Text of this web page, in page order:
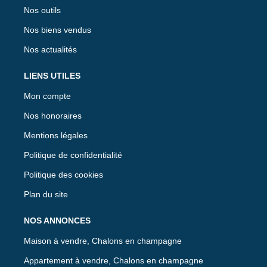
Nos outils
Nos biens vendus
Nos actualités
LIENS UTILES
Mon compte
Nos honoraires
Mentions légales
Politique de confidentialité
Politique des cookies
Plan du site
NOS ANNONCES
Maison à vendre, Chalons en champagne
Appartement à vendre, Chalons en champagne